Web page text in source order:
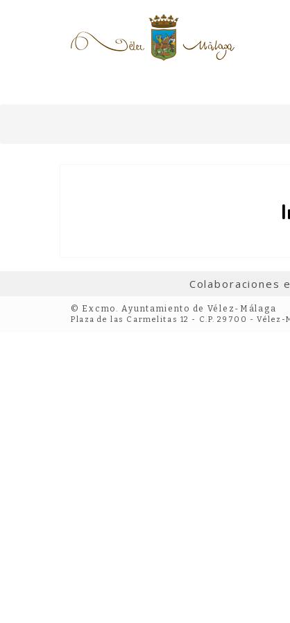
Colaboraciones
© Excmo. Ayuntamiento de Vélez-Málaga
Plaza de las Carmelitas 12 - C.P. 29700 - Vélez-